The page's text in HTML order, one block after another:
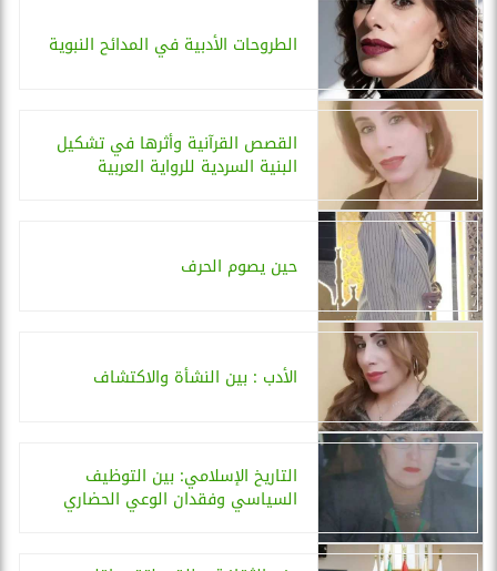
الطروحات الأدبية في المدائح النبوية
القصص القرآنية وأثرها في تشكيل
البنية السردية للرواية العربية
حين يصوم الحرف
الأدب : بين النشأة والاكتشاف
التاريخ الإسلامي: بين التوظيف
السياسي وفقدان الوعي الحضاري